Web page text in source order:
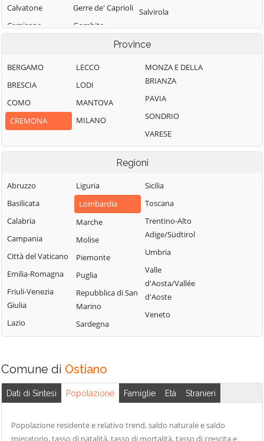
Calvatone
Camisano
Cantone
Cappella de'
Capralba
Uniti
Casale Cremasco-
Vidolasco
Casaletto
Sopra
Casaletto Vaprio
Casteldidone
Castelleone
Castelverde
Castelvisconti
Cella Dati
Gerre de' Caprioli
Gombito
Uniti
Gussola
Isola Dovarese
Martignana di Po
Monte Cremasco
Offanengo
Olmeneta
Paderno
Palazzo Pignano
Pandino
Persico Dosimo
Pescarolo ed
Uniti
Salvirola
San Bassano
San Daniele Po
San Giovanni in
Croce
San Martino del
Scandolara Ripa
Sergnano
Sesto ed Uniti
Solarolo Rainerio
Soncino
Sospiro
Spinadesco
Spineda
Torlino Vimercati
Province
BERGAMO
BRESCIA
COMO
CREMONA
LECCO
LODI
MANTOVA
MILANO
MONZA E DELLA
BRIANZA
PAVIA
SONDRIO
VARESE
Regioni
Abruzzo
Basilicata
Calabria
Campania
Città del Vaticano
Emilia-Romagna
Friuli-Venezia
Giulia
Lazio
Liguria
Lombardia
Marche
Molise
Piemonte
Puglia
Repubblica di San
Marino
Sardegna
Sicilia
Toscana
Trentino-Alto
Adige/Südtirol
Umbria
Valle
d'Aosta/Vallée
d'Aoste
Veneto
Comune di Ostiano
Dati di Sintesi Popolazione Famiglie Età Stranieri
Popolazione residente e relativo trend, saldo naturale e saldo
migratorio, tasso di natalità, tasso di mortalità, tasso di crescita e